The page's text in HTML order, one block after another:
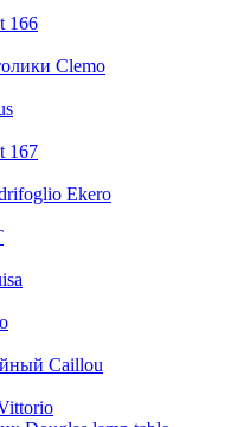
166
Clemo
167
Ekero
Caillou